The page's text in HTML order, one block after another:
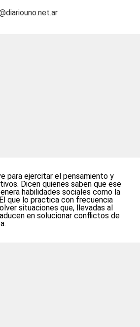
para ejercitar el pensamiento y
Dicen quienes saben que ese
habilidades sociales como la
que lo practica con frecuencia
situaciones que, llevadas al
en solucionar conflictos de